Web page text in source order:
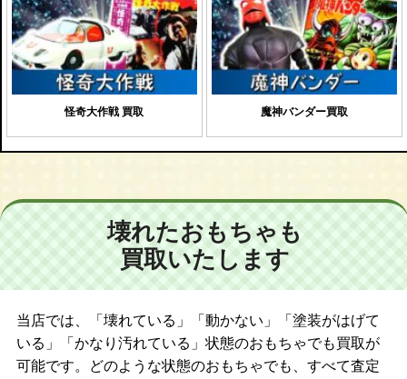
怪奇大作戦 買取 魔神バンダー買取
壊れたおもちゃも
買取いたします
当店では、「壊れている」「動かない」「塗装がはげて
いる」「かなり汚れている」状態のおもちゃでも買取が
可能です。どのような状態のおもちゃでも、すべて査定